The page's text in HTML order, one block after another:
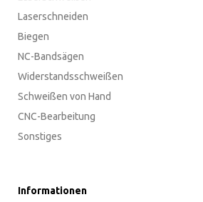
Laserschneiden
Biegen
NC-Bandsägen
Widerstandsschweißen
Schweißen von Hand
CNC-Bearbeitung
Sonstiges
Informationen